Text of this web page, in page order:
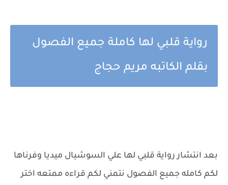
رواية قلبي لها كاملة جميع الفصول
بقلم الكاتبه مريم حجاج
بعد انتشار رواية قلبي لها علي السوشيال ميديا وفرناها
لكم كامله جميع الفصول نتمني لكم قراءه ممتعه اختر